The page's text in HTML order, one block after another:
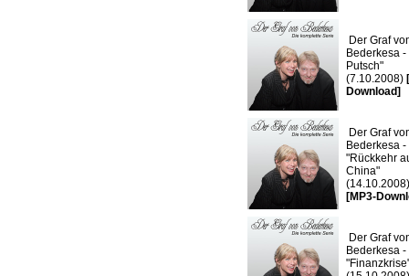
Der Graf
Bederkesa -
Putsch"
(7.10.2008)
Download]
Der Graf
Bederkesa -
"Rückkehr
China"
(14.10.2008)
[MP3-
Der Graf
Bederkesa -